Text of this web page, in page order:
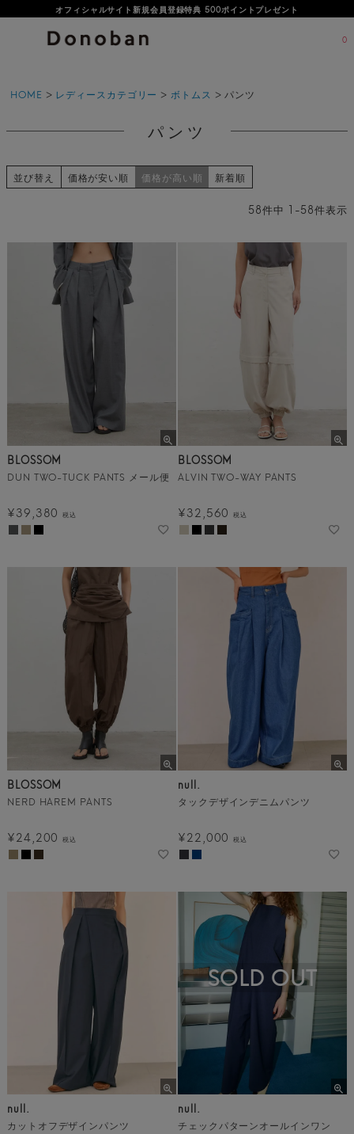
オフィシャルサイト新規会員登録特典 500ポイントプレゼント
0
HOME レディースカテゴリー ボトムス パンツ
パンツ
並び替え 価格が安い順 価格が高い順 新着順
58件中 1 -58件表示
BLOSSOM
DUN TWO-TUCK PANTS メール便
¥39,380 税込
BLOSSOM
ALVIN TWO-WAY PANTS
¥32,560 税込
BLOSSOM
NERD HAREM PANTS
¥24,200 税込
null.
タックデザインデニムパンツ
¥22,000 税込
null.
カットオフデザインパンツ
null.
チェックパターンオールインワン
SOLD OUT